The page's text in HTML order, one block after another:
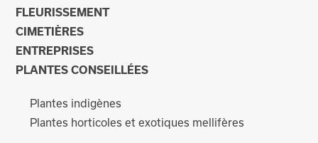
FLEURISSEMENT
CIMETIÈRES
ENTREPRISES
PLANTES CONSEILLÉES
Plantes indigènes
Plantes horticoles et exotiques mellifères